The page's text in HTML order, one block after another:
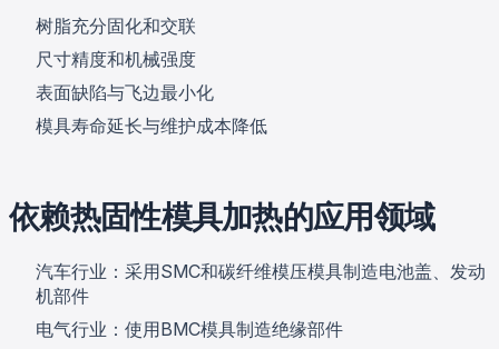
树脂充分固化和交联
尺寸精度和机械强度
表面缺陷与飞边最小化
模具寿命延长与维护成本降低
依赖热固性模具加热的应用领域
汽车行业：采用SMC和碳纤维模压模具制造电池盖、发动
机部件
电气行业：使用BMC模具制造绝缘部件